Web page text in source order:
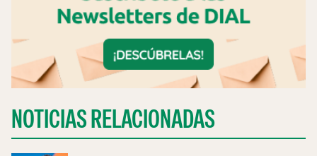
NOTICIAS RELACIONADAS